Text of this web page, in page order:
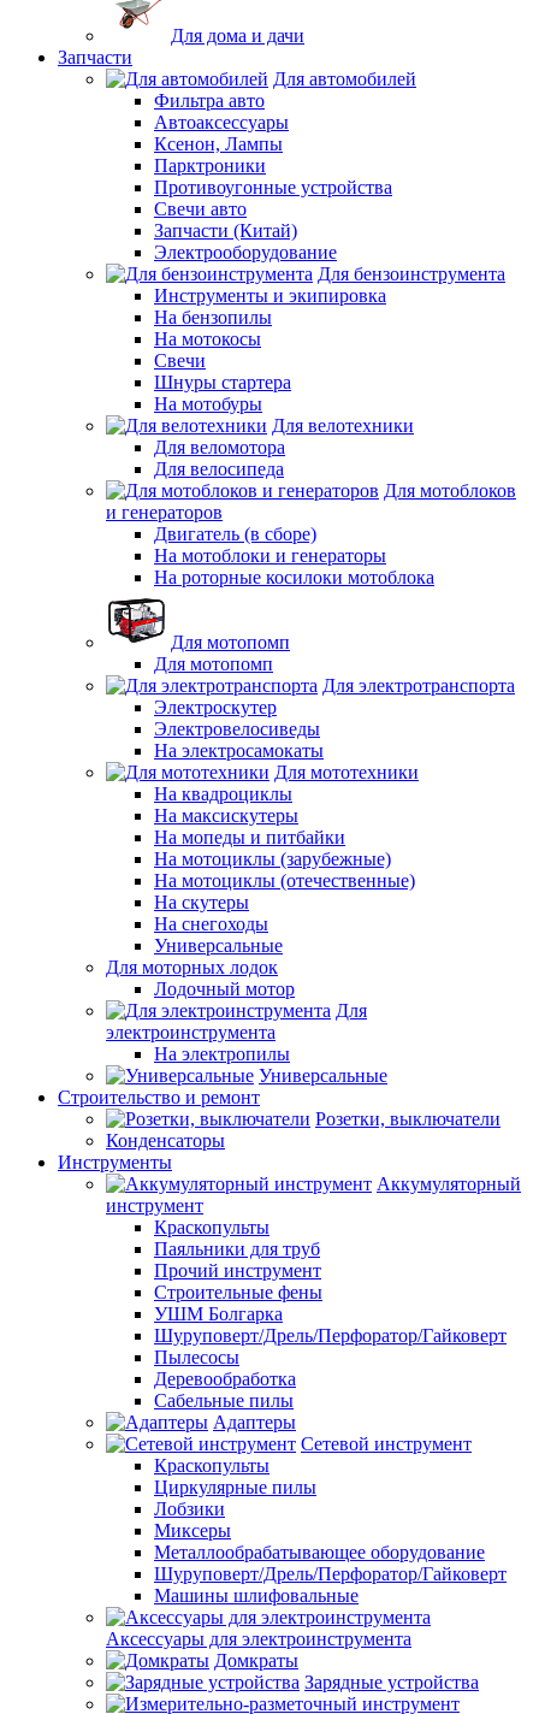
Для дома и дачи
Запчасти
Для автомобилей
Фильтра авто
Автоаксессуары
Ксенон, Лампы
Парктроники
Противоугонные устройства
Свечи авто
Запчасти (Китай)
Электрооборудование
Для бензоинструмента
Инструменты и экипировка
На бензопилы
На мотокосы
Свечи
Шнуры стартера
На мотобуры
Для велотехники
Для веломотора
Для велосипеда
Для мотоблоков
и генераторов
Двигатель (в сборе)
На мотоблоки и генераторы
На роторные косилоки мотоблока
Для мотопомп
Для мотопомп
Для электротранспорта
Электроскутер
Электровелосиведы
На электросамокаты
Для мототехники
На квадроциклы
На максискутеры
На мопеды и питбайки
На мотоциклы (зарубежные)
На мотоциклы (отечественные)
На скутеры
На снегоходы
Универсальные
Для моторных лодок
Лодочный мотор
Для
электроинструмента
На электропилы
Универсальные
Строительство и ремонт
Розетки, выключатели
Конденсаторы
Инструменты
Аккумуляторный
инструмент
Краскопульты
Паяльники для труб
Прочий инструмент
Строительные фены
УШМ Болгарка
Шуруповерт/Дрель/Перфоратор/Гайковерт
Пылесосы
Деревообработка
Сабельные пилы
Адаптеры
Сетевой инструмент
Краскопульты
Циркулярные пилы
Лобзики
Миксеры
Металлообрабатывающее оборудование
Шуруповерт/Дрель/Перфоратор/Гайковерт
Машины шлифовальные
Аксессуары для электроинструмента
Домкраты
Зарядные устройства